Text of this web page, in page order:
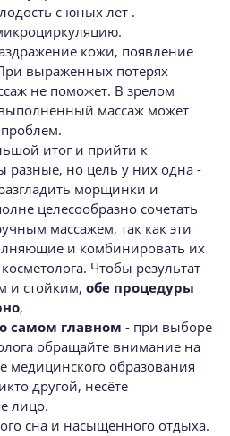
с юных лет .
кожи, появление
выраженных потерях
не поможет. В зрелом
массаж может
итог и прийти к
разные, но цель у них одна -
морщинки и
целесообразно сочетать
массажем, так как эти
и комбинировать их
Чтобы результат
и стойким, обе процедуры
,
самом главном - при выборе
обращайте внимание на
медицинского образования
другой, несёте
лицо.
сна и насыщенного отдыха.